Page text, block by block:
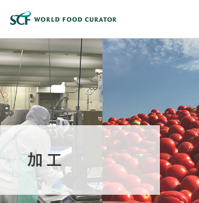
住商フーズ株式会社